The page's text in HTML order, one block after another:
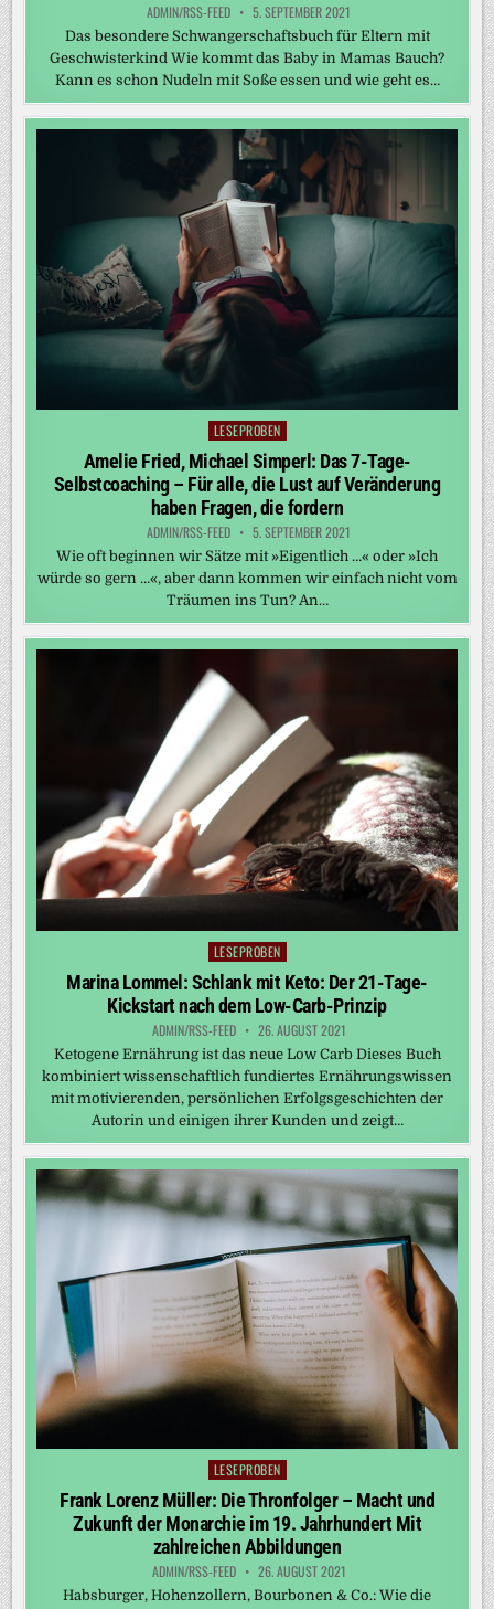
ADMIN/RSS-FEED 5. SEPTEMBER 2021
Das besondere Schwangerschaftsbuch für Eltern mit
Geschwisterkind Wie kommt das Baby in Mamas Bauch?
Kann es schon Nudeln mit Soße essen und wie geht es…
Posted
in
LESEPROBEN
Amelie Fried, Michael Simperl: Das 7-Tage-
Selbstcoaching – Für alle, die Lust auf Veränderung
haben Fragen, die fordern
ADMIN/RSS-FEED 5. SEPTEMBER 2021
Wie oft beginnen wir Sätze mit »Eigentlich …« oder »Ich
würde so gern …«, aber dann kommen wir einfach nicht vom
Träumen ins Tun? An…
Posted
in
LESEPROBEN
Marina Lommel: Schlank mit Keto: Der 21-Tage-
Kickstart nach dem Low-Carb-Prinzip
ADMIN/RSS-FEED 26. AUGUST 2021
Ketogene Ernährung ist das neue Low Carb Dieses Buch
kombiniert wissenschaftlich fundiertes Ernährungswissen
mit motivierenden, persönlichen Erfolgsgeschichten der
Autorin und einigen ihrer Kunden und zeigt…
Posted
LESEPROBEN
Frank Lorenz Müller: Die Thronfolger – Macht und
Zukunft der Monarchie im 19. Jahrhundert Mit
zahlreichen Abbildungen
ADMIN/RSS-FEED 26. AUGUST 2021
Habsburger, Hohenzollern, Bourbonen & Co.: Wie die